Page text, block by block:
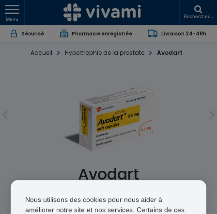
Menu
Rechercher...
Sécurisé Pharmacie enregistrée Livraison 24-48h
Accueil Hypertrophie de la prostate Avodart
Avodart
Nous utilisons des cookies pour nous aider à
améliorer notre site et nos services. Certains de ces